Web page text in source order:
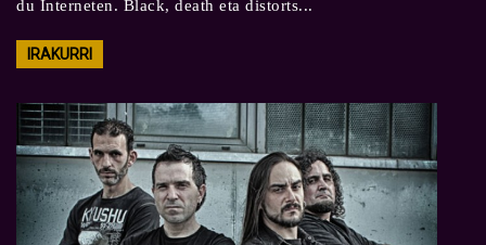
du Interneten. Black, death eta distorts...
IRAKURRI